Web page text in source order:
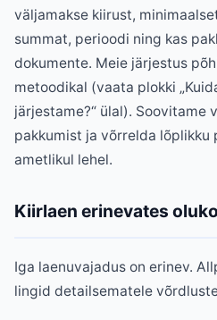
väljamakse kiirust,
summat, perioodi ning kas
dokumente. Meie järjestus
metoodikal (vaata plokki
järjestame?“ ülal). Soovitame
pakkumist ja võrrelda lõplikku
ametlikul lehel.
Kiirlaen erinevates
Iga laenuvajadus on erinev.
lingid detailsematele